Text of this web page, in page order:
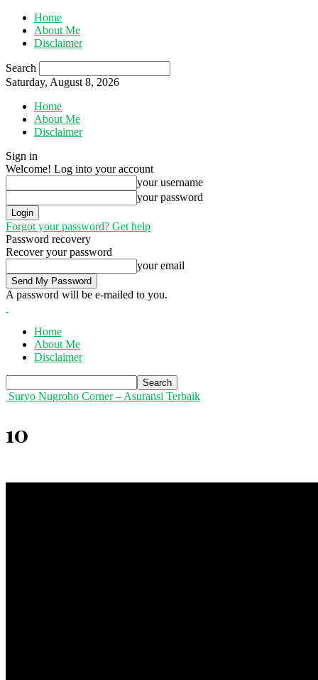
Home
About Me
Disclaimer
Search
Saturday, August 8, 2026
Home
About Me
Disclaimer
Sign in
Welcome! Log into your account
your username
your password
Forgot your password? Get help
Password recovery
Recover your password
your email
A password will be e-mailed to you.
Home
About Me
Disclaimer
Suryo Nugroho Corner – Asuransi Terbaik
10